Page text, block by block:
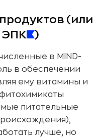
(или
ЭПК )
в MIND-
в обеспечении
ему витамины и
питательные
лучше, но